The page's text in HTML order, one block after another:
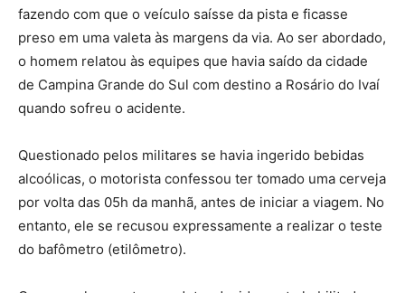
fazendo com que o veículo saísse da pista e ficasse
preso em uma valeta às margens da via. Ao ser abordado,
o homem relatou às equipes que havia saído da cidade
de Campina Grande do Sul com destino a Rosário do Ivaí
quando sofreu o acidente.
Questionado pelos militares se havia ingerido bebidas
alcoólicas, o motorista confessou ter tomado uma cerveja
por volta das 05h da manhã, antes de iniciar a viagem. No
entanto, ele se recusou expressamente a realizar o teste
do bafômetro (etilômetro).